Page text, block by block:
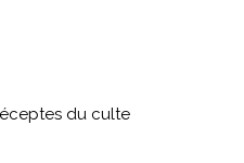
du culte